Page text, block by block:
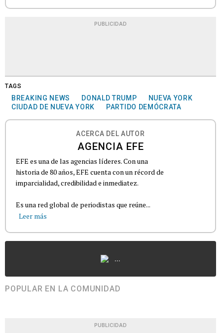
PUBLICIDAD
TAGS
BREAKING NEWS DONALD TRUMP
NUEVA YORK
CIUDAD DE NUEVA YORK
PARTIDO DEMÓCRATA
ACERCA DEL AUTOR
AGENCIA EFE
EFE es una de las agencias líderes. Con una
historia de 80 años, EFE cuenta con un récord de
imparcialidad, credibilidad e inmediatez.
Es una red global de periodistas que reúne...
Leer más
...
POPULAR EN LA COMUNIDAD
PUBLICIDAD